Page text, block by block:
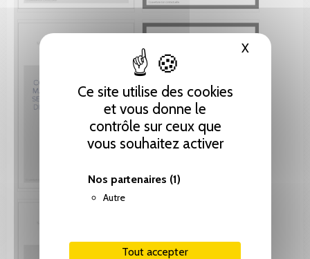
Ce site utilise des cookies
et vous donne le
contrôle sur ceux que
vous souhaitez activer
Nos partenaires (1)
Autre
Tout accepter
XMasquer